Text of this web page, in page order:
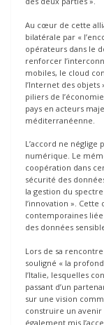
Au cœur de cette
bilatérale par «
opérateurs dans le
renforcer
mobiles, le cloud
l’Internet des
piliers de
pays en acteurs
méditerranéenne.
L’accord ne néglige
numérique. Le
coopération dans
sécurité des
la gestion du
l’innovation ».
contemporaines
des données
Lors de sa
souligné « la
l’Italie, lesquelles
passant d’un
sur une vision
construire un avenir
également mis